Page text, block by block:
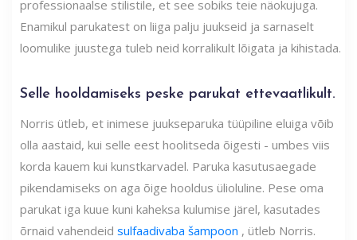
professionaalse stilistile, et see sobiks teie näokujuga.
Enamikul parukatest on liiga palju juukseid ja sarnaselt
loomulike juustega tuleb neid korralikult lõigata ja kihistada.
Selle hooldamiseks peske parukat ettevaatlikult.
Norris ütleb, et inimese juukseparuka tüüpiline eluiga võib
olla aastaid, kui selle eest hoolitseda õigesti - umbes viis
korda kauem kui kunstkarvadel. Paruka kasutusaegade
pikendamiseks on aga õige hooldus ülioluline. Pese oma
parukat iga kuue kuni kaheksa kulumise järel, kasutades
õrnaid vahendeid sulfaadivaba šampoon , ütleb Norris.